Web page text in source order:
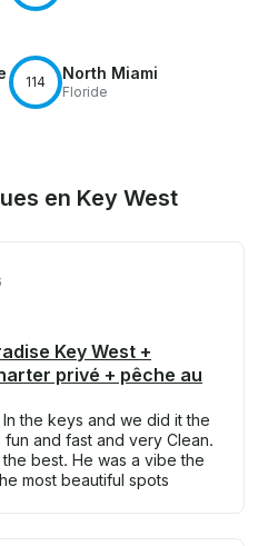
114 North Miami
Floride
en Key West
Key West +
privé + pêche au
the keys and we did it the
and fast and very Clean.
best. He was a vibe the
most beautiful spots